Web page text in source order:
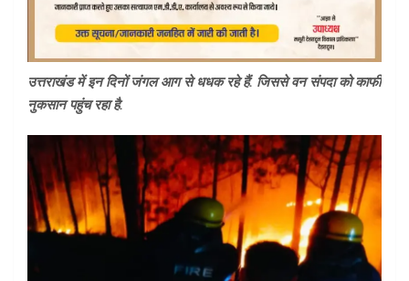
उत्तराखंड में इन दिनों जंगल आग से धधक रहे हैं. जिससे वन संपदा को काफी
नुकसान पहुंच रहा है.